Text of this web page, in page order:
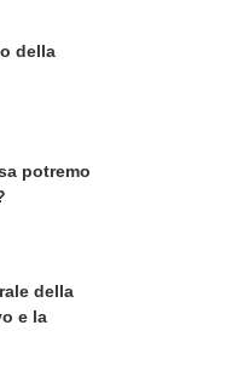
della
potremo
della
e la